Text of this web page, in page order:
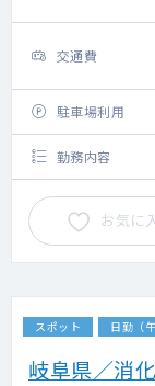
交通費
駐車場利用
勤務内容
お気に
スポット 日勤（午
岐阜県／消